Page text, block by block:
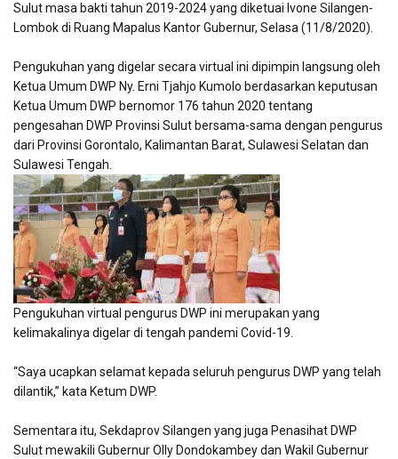
Sulut masa bakti tahun 2019-2024 yang diketuai Ivone Silangen-
Lombok di Ruang Mapalus Kantor Gubernur, Selasa (11/8/2020).
Pengukuhan yang digelar secara virtual ini dipimpin langsung oleh
Ketua Umum DWP Ny. Erni Tjahjo Kumolo berdasarkan keputusan
Ketua Umum DWP bernomor 176 tahun 2020 tentang
pengesahan DWP Provinsi Sulut bersama-sama dengan pengurus
dari Provinsi Gorontalo, Kalimantan Barat, Sulawesi Selatan dan
Sulawesi Tengah.
Pengukuhan virtual pengurus DWP ini merupakan yang
kelimakalinya digelar di tengah pandemi Covid-19.
“Saya ucapkan selamat kepada seluruh pengurus DWP yang telah
dilantik,” kata Ketum DWP.
Sementara itu, Sekdaprov Silangen yang juga Penasihat DWP
Sulut mewakili Gubernur Olly Dondokambey dan Wakil Gubernur